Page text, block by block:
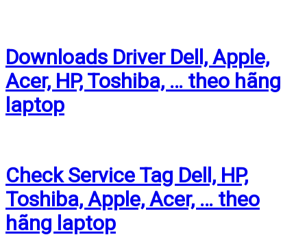
Downloads Driver Dell, Apple,
Acer, HP, Toshiba, … theo hãng
laptop
Check Service Tag Dell, HP,
Toshiba, Apple, Acer, … theo
hãng laptop